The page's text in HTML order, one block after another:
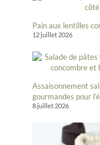
Pain aux lentilles
12 juillet 2026
Assaisonnement
gourmandes pour
8 juillet 2026